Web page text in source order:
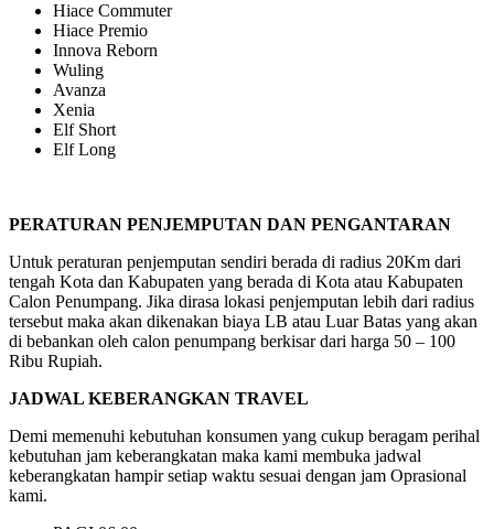
Hiace Commuter
Hiace Premio
Innova Reborn
Wuling
Avanza
Xenia
Elf Short
Elf Long
PERATURAN PENJEMPUTAN DAN PENGANTARAN
Untuk peraturan penjemputan sendiri berada di radius 20Km dari
tengah Kota dan Kabupaten yang berada di Kota atau Kabupaten
Calon Penumpang. Jika dirasa lokasi penjemputan lebih dari radius
tersebut maka akan dikenakan biaya LB atau Luar Batas yang akan
di bebankan oleh calon penumpang berkisar dari harga 50 – 100
Ribu Rupiah.
JADWAL KEBERANGKAN TRAVEL
Demi memenuhi kebutuhan konsumen yang cukup beragam perihal
kebutuhan jam keberangkatan maka kami membuka jadwal
keberangkatan hampir setiap waktu sesuai dengan jam Oprasional
kami.